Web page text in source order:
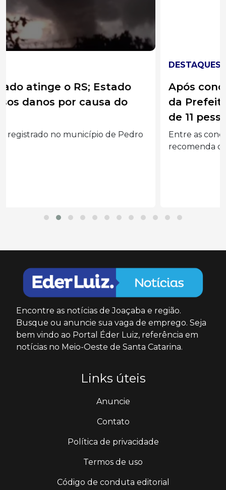
Após conclusão dos trabalhos, CPI
da Prefeitura sugere indiciamento
Entre as conclusões apresentadas, o relatório
Encontre as notícias de Joaçaba e região.
Busque ou anuncie sua vaga de emprego. Seja
bem vindo ao Portal Éder Luiz, referência em
notícias no Meio-Oeste de Santa Catarina.
Links úteis
Anuncie
Contato
Política de privacidade
Termos de uso
Código de conduta editorial